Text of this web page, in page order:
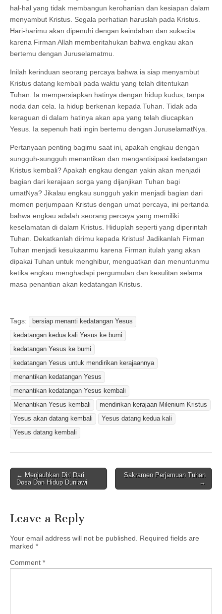
hal-hal yang tidak membangun kerohanian dan kesiapan dalam
menyambut Kristus. Segala perhatian haruslah pada Kristus.
Hari-harimu akan dipenuhi dengan keindahan dan sukacita
karena Firman Allah memberitahukan bahwa engkau akan
bertemu dengan Juruselamatmu.
Inilah kerinduan seorang percaya bahwa ia siap menyambut
Kristus datang kembali pada waktu yang telah ditentukan
Tuhan. Ia mempersiapkan hatinya dengan hidup kudus, tanpa
noda dan cela. Ia hidup berkenan kepada Tuhan. Tidak ada
keraguan di dalam hatinya akan apa yang telah diucapkan
Yesus. Ia sepenuh hati ingin bertemu dengan JuruselamatNya.
Pertanyaan penting bagimu saat ini, apakah engkau dengan
sungguh-sungguh menantikan dan mengantisipasi kedatangan
Kristus kembali? Apakah engkau dengan yakin akan menjadi
bagian dari kerajaan sorga yang dijanjikan Tuhan bagi
umatNya? Jikalau engkau sungguh yakin menjadi bagian dari
momen perjumpaan Kristus dengan umat percaya, ini pertanda
bahwa engkau adalah seorang percaya yang memiliki
keselamatan di dalam Kristus. Hiduplah seperti yang diperintah
Tuhan. Dekatkanlah dirimu kepada Kristus! Jadikanlah Firman
Tuhan menjadi kesukaanmu karena Firman itulah yang akan
dipakai Tuhan untuk menghibur, menguatkan dan menuntunmu
ketika engkau menghadapi pergumulan dan kesulitan selama
masa penantian akan kedatangan Kristus.
Tags:
bersiap menanti kedatangan Yesus
kedatangan kedua kali Yesus ke bumi
kedatangan Yesus ke bumi
kedatangan Yesus untuk mendirikan kerajaannya
menantikan kedatangan Yesus
menantikan kedatangan Yesus kembali
Menantikan Yesus kembali
mendirikan kerajaan Milenium Kristus
Yesus akan datang kembali
Yesus datang kedua kali
Yesus datang kembali
Post
navigation
← Menjauhkan Diri Dari
Dosa Dan Hidup Duniawi
Sakramen Perjamuan Tuhan
→
Leave a Reply
Your email address will not be published.
Required fields are
marked *
Comment *